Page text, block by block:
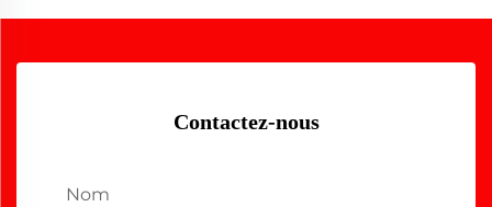
Contactez-nous
Nom